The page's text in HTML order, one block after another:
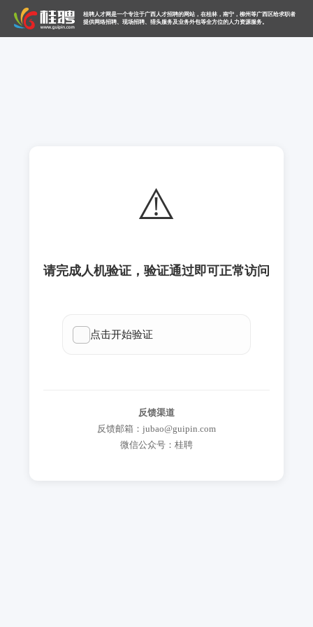
桂聘人才网是一个专注于广西人才招聘的网站，在桂林，南宁，柳州等广西区给求职者
提供网络招聘、现场招聘、猎头服务及业务外包等全方位的人力资源服务。
⚠️
请完成人机验证，验证通过即可正常访问
反馈渠道
反馈邮箱：jubao@guipin.com
微信公众号：桂聘